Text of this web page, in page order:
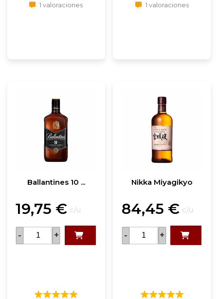
1 valoraciones 1 valoraciones
Ballantines 10 ...
19,75 € c/u
- +
Nikka Miyagikyo
84,45 € c/u
- +